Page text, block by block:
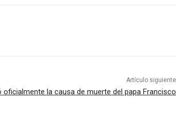
Artículo siguiente
oficialmente la causa de muerte del papa Francisco